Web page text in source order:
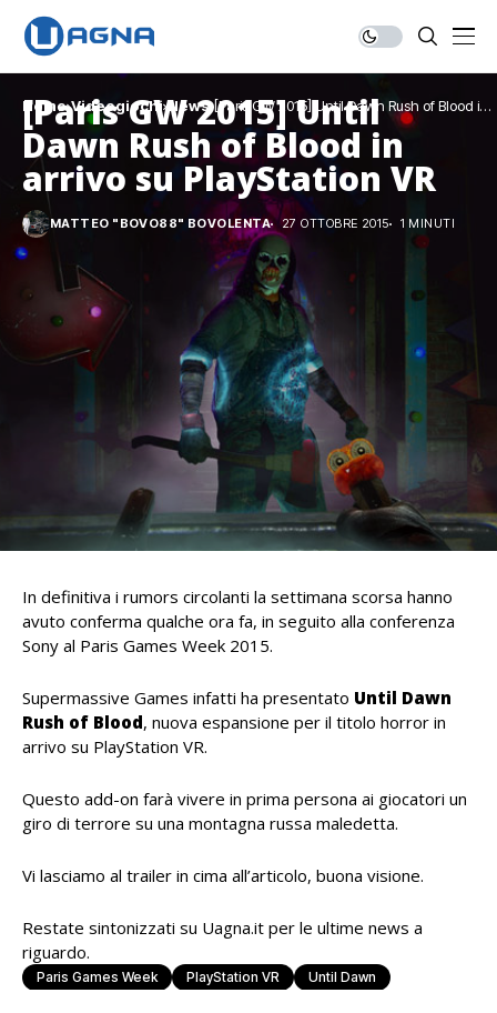
Home Videogiochi News [Paris GW 2015] Until Dawn Rush of Blood in
arrivo su PlayStation VR
[Paris GW 2015] Until
Dawn Rush of Blood in
arrivo su PlayStation VR
MATTEO "BOVO88" BOVOLENTA 27 OTTOBRE 2015 1 MINUTI
In definitiva i rumors circolanti la settimana scorsa hanno
avuto conferma qualche ora fa, in seguito alla conferenza
Sony al Paris Games Week 2015.
Supermassive Games infatti ha presentato Until Dawn
Rush of Blood, nuova espansione per il titolo horror in
arrivo su PlayStation VR.
Questo add-on farà vivere in prima persona ai giocatori un
giro di terrore su una montagna russa maledetta.
Vi lasciamo al trailer in cima all’articolo, buona visione.
Restate sintonizzati su Uagna.it per le ultime news a
riguardo.
Paris Games Week PlayStation VR Until Dawn